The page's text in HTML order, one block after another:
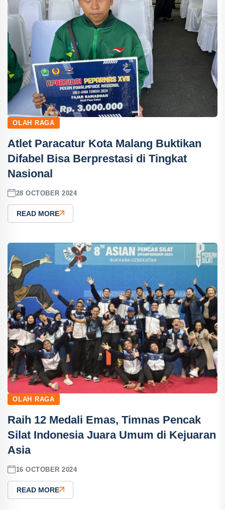
OLAH RAGA
Atlet Paracatur Kota Malang Buktikan
Difabel Bisa Berprestasi di Tingkat
Nasional
28 OCTOBER 2024
READ MORE
OLAH RAGA
Raih 12 Medali Emas, Timnas Pencak
Silat Indonesia Juara Umum di Kejuaran
Asia
16 OCTOBER 2024
READ MORE